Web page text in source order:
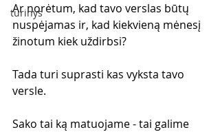
turinys
Ar norėtum, kad tavo verslas būtų
nuspėjamas ir, kad kiekvieną mėnesį
žinotum kiek uždirbsi?
Tada turi suprasti kas vyksta tavo
versle.
Sako tai ką matuojame - tai galime